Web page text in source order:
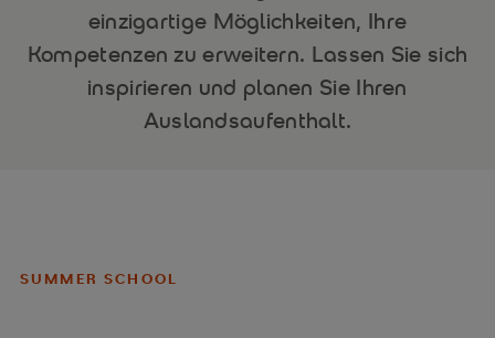
einzigartige Möglichkeiten, Ihre
Kompetenzen zu erweitern. Lassen Sie sich
inspirieren und planen Sie Ihren
Auslandsaufenthalt.
SUMMER SCHOOL